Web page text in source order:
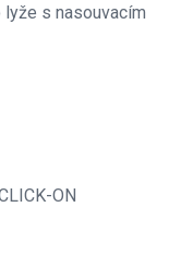
s nasouvacím
ON